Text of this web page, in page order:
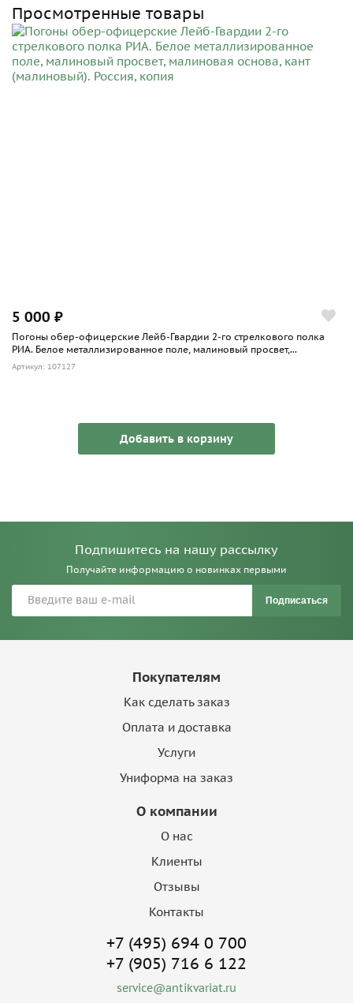
Просмотренные товары
5 000 ₽
Погоны обер-офицерские Лейб-Гвардии 2-го стрелкового полка
РИА. Белое металлизированное поле, малиновый просвет,...
Артикул: 107127
Добавить в корзину
Подпишитесь на нашу рассылку
Получайте информацию о новинках первыми
Подписаться
Покупателям
Как сделать заказ
Оплата и доставка
Услуги
Униформа на заказ
О компании
О нас
Клиенты
Отзывы
Контакты
+7 (495) 694 0 700
+7 (905) 716 6 122
service@antikvariat.ru